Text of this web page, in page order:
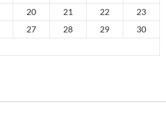
20 21 22
23
27 28 29
30